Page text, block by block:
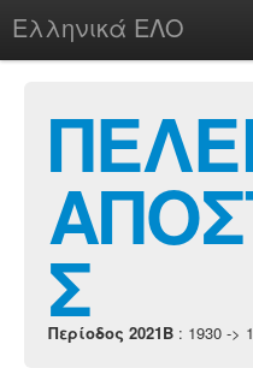
Ελληνικά ΕΛΟ
chesstu.be @ discord
LoginΣ
Περίοδος 2021B : 1930 ->